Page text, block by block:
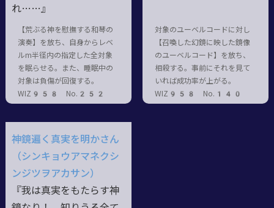
れ……』
【荒ぶる神を慰撫する和琴の
演奏】を放ち、自身からレベ
ルm半径内の指定した全対象
を眠らせる。また、睡眠中の
対象は負傷が回復する。
WIZ958 No.252
対象のユーベルコードに対し
【召喚した幻鏡に映した鏡像
のユーベルコード】を放ち、
相殺する。事前にそれを見て
いれば成功率が上がる。
WIZ958 No.140
神鏡遍く真実を明かさん
（シンキョウアマネクシ
ンジツヲアカサン）
『我は真実をもたらす神